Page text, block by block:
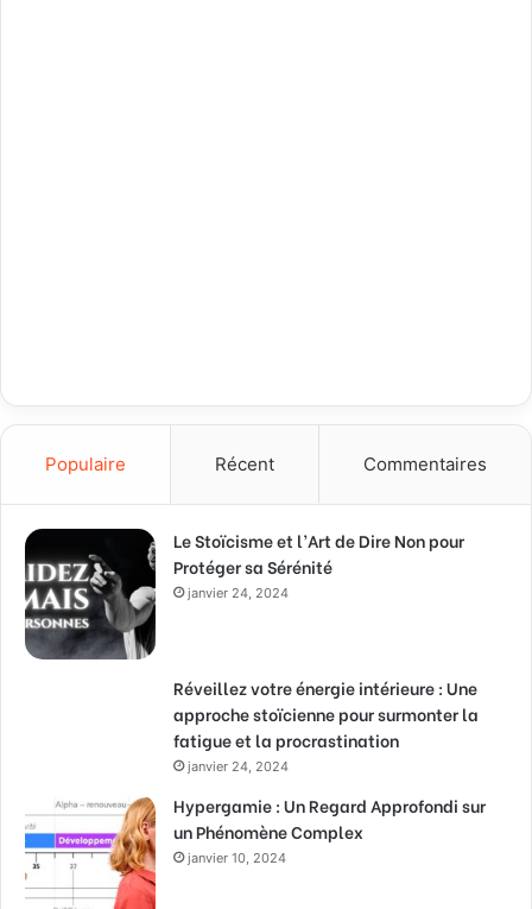
Populaire Récent Commentaires
Le Stoïcisme et l’Art de Dire Non pour
Protéger sa Sérénité
janvier 24, 2024
Réveillez votre énergie intérieure : Une
approche stoïcienne pour surmonter la
fatigue et la procrastination
janvier 24, 2024
Hypergamie : Un Regard Approfondi sur
un Phénomène Complex
janvier 10, 2024